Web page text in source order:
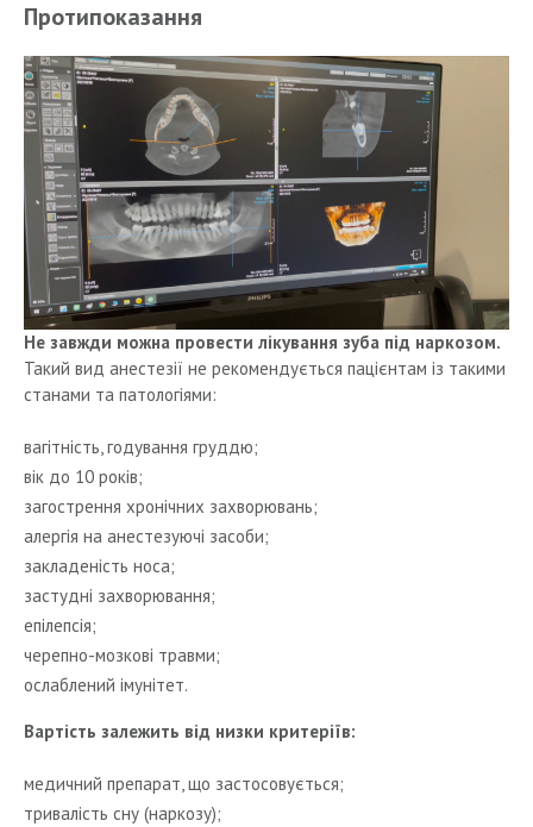
Протипоказання
Не завжди можна провести лікування зуба під наркозом.
Такий вид анестезії не рекомендується пацієнтам із такими
станами та патологіями:
вагітність, годування груддю;
вік до 10 років;
загострення хронічних захворювань;
алергія на анестезуючі засоби;
закладеність носа;
застудні захворювання;
епілепсія;
черепно-мозкові травми;
ослаблений імунітет.
Вартість залежить від низки критеріїв:
медичний препарат, що застосовується;
тривалість сну (наркозу);